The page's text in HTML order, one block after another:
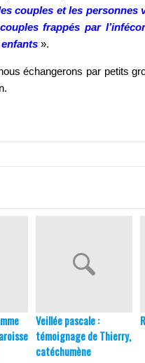
couples et les
frappés par
».
échangerons par petits
Veillée pascale :
témoignage de Thierry,
catéchumène